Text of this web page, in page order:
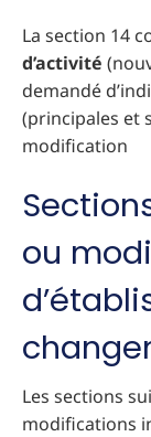
La section 14
d’activité
demandé
(principales et
modification
ou
Les sections
modifications